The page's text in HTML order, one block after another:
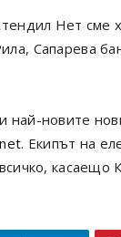
Нет сме
Сапарева
най-новите
. Екипът на